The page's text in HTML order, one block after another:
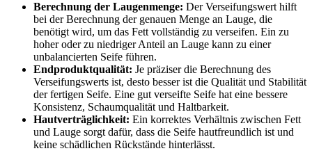
Berechnung der Laugenmenge: Der Verseifungswert hilft
bei der Berechnung der genauen Menge an Lauge, die
benötigt wird, um das Fett vollständig zu verseifen. Ein zu
hoher oder zu niedriger Anteil an Lauge kann zu einer
unbalancierten Seife führen.
Endproduktqualität: Je präziser die Berechnung des
Verseifungswerts ist, desto besser ist die Qualität und Stabilität
der fertigen Seife. Eine gut verseifte Seife hat eine bessere
Konsistenz, Schaumqualität und Haltbarkeit.
Hautverträglichkeit: Ein korrektes Verhältnis zwischen Fett
und Lauge sorgt dafür, dass die Seife hautfreundlich ist und
keine schädlichen Rückstände hinterlässt.